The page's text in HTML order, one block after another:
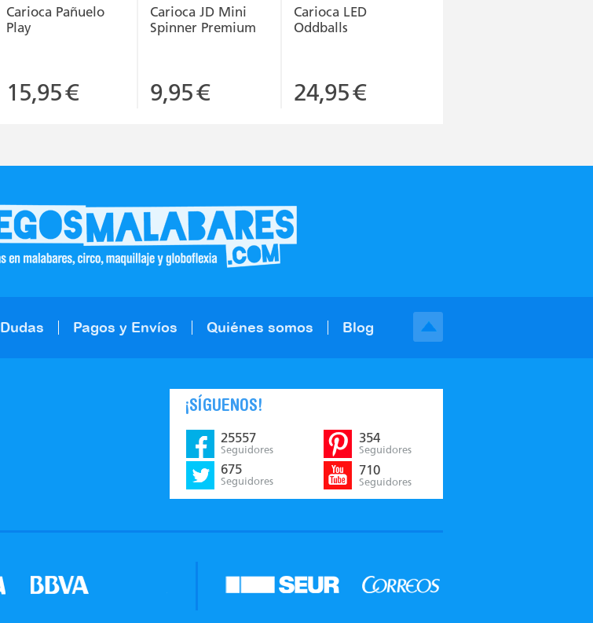
Carioca Pañuelo
Play
15,95€
Carioca JD Mini
Spinner Premium
9,95€
Carioca LED
Oddballs
24,95€
Dudas Pagos y Envíos Quiénes somos Blog
¡SÍGUENOS!
25557
Seguidores
675
Seguidores
354
Seguidores
710
Seguidores